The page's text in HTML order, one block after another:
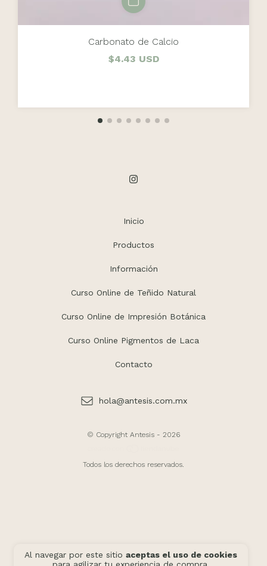
Al navegar por este sitioaceptas el uso de cookies
Carbonato de Calcio
$4.43 USD
Inicio
Productos
Información
Curso Online de Teñido Natural
Curso Online de Impresión Botánica
Curso Online Pigmentos de Laca
Contacto
hola@antesis.com.mx
© Copyright Antesis - 2026
Todos los derechos reservados.